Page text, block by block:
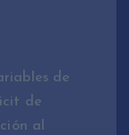
de
de
al